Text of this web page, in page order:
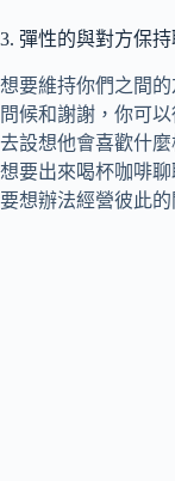
3. 彈性的與對方保持
想要維持你們之間
問候和謝謝，你可
去設想他會喜歡什
想要出來喝杯咖啡
要想辦法經營彼此的